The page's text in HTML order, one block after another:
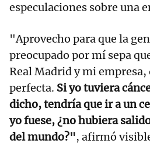
especulaciones sobre una
"Aprovecho para que la
preocupado por mí sepa
Real Madrid y mi empresa,
perfecta. Si yo tuviera
dicho, tendría que ir a un
yo fuese, ¿no hubiera
del mundo?", afirmó